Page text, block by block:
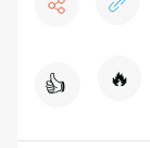
👍 🔥